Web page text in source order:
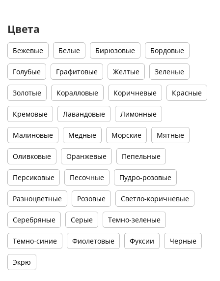
Цвета
Бежевые Белые Бирюзовые Бордовые
Голубые Графитовые Желтые Зеленые
Золотые Коралловые Коричневые Красные
Кремовые Лавандовые Лимонные
Малиновые Медные Морские Мятные
Оливковые Оранжевые Пепельные
Персиковые Песочные Пудро-розовые
Разноцветные Розовые Светло-коричневые
Серебряные Серые Темно-зеленые
Темно-синие Фиолетовые Фуксии Черные
Экрю